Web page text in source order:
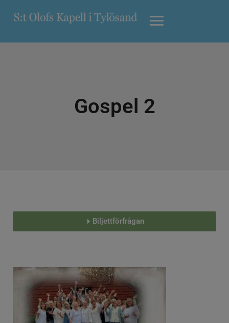
Gospel 2
Biljettförfrågan